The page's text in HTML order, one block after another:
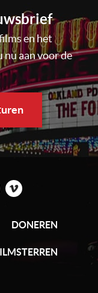
en het
aan voor de
DONEREN